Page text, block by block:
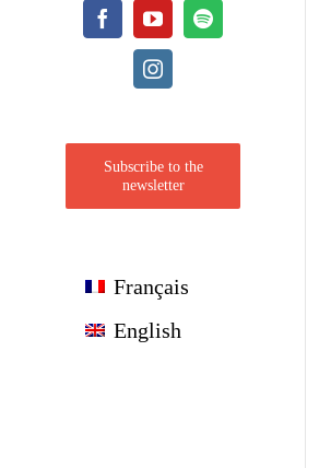
FacebookYouTubeSpotify
Instagram
Subscribe to the
newsletter
Français
English